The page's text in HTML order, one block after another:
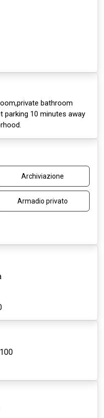
bathroom
parking 10 minutes away
Archiviazione
Armadio privato